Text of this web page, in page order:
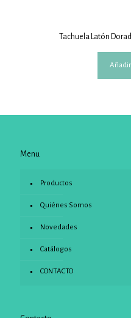
Tachuela Latón
Menu
Productos
Quiénes Somos
Novedades
Catálogos
CONTACTO